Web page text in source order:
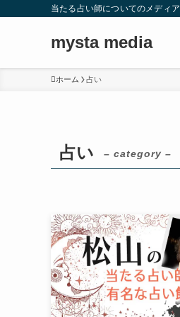
当たる占い師についてのメディア
mysta media
ホーム 占い
占い – category –